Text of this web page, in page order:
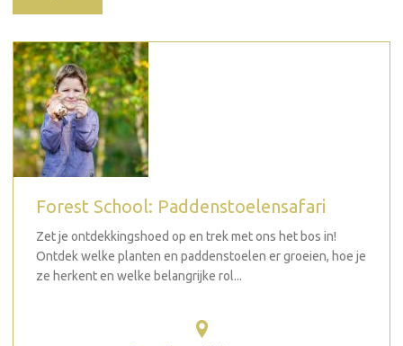
Forest School: Paddenstoelensafari
Zet je ontdekkingshoed op en trek met ons het bos in!
Ontdek welke planten en paddenstoelen er groeien, hoe je
ze herkent en welke belangrijke rol...